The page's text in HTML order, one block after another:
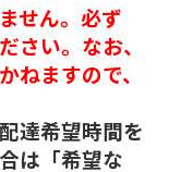
せん。必ず
さい。なお、
ねますので、
達希望時間を
は「希望な